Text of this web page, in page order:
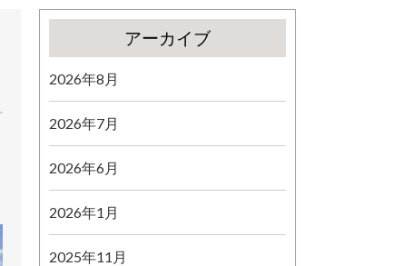
アーカイブ
2026年8月
2026年7月
2026年6月
2026年1月
2025年11月